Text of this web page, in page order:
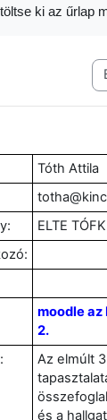
ki az űrlap
Tóth Attila
ELTE TÓFK
moodle az
2.
Az elmúlt
és a